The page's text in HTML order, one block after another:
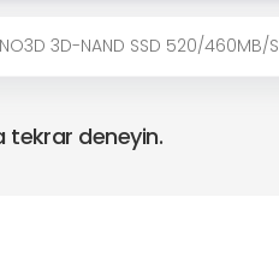
3D-NAND SSD 520/460MB/s
tekrar deneyin.